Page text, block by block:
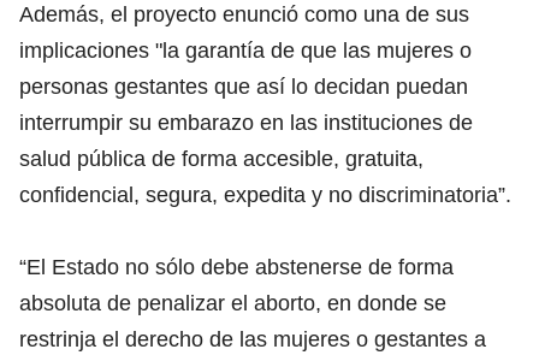
Además, el proyecto enunció como una de sus
implicaciones "la garantía de que las mujeres o
personas gestantes que así lo decidan puedan
interrumpir su embarazo en las instituciones de
salud pública de forma accesible, gratuita,
confidencial, segura, expedita y no discriminatoria”.
“El Estado no sólo debe abstenerse de forma
absoluta de penalizar el aborto, en donde se
restrinja el derecho de las mujeres o gestantes a